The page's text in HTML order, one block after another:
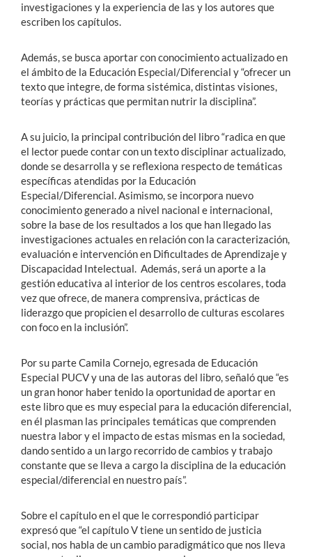
investigaciones y la experiencia de las y los autores que
escriben los capítulos.
Además, se busca aportar con conocimiento actualizado en
el ámbito de la Educación Especial/Diferencial y “ofrecer un
texto que integre, de forma sistémica, distintas visiones,
teorías y prácticas que permitan nutrir la disciplina”.
A su juicio, la principal contribución del libro “radica en que
el lector puede contar con un texto disciplinar actualizado,
donde se desarrolla y se reflexiona respecto de temáticas
específicas atendidas por la Educación
Especial/Diferencial. Asimismo, se incorpora nuevo
conocimiento generado a nivel nacional e internacional,
sobre la base de los resultados a los que han llegado las
investigaciones actuales en relación con la caracterización,
evaluación e intervención en Dificultades de Aprendizaje y
Discapacidad Intelectual. Además, será un aporte a la
gestión educativa al interior de los centros escolares, toda
vez que ofrece, de manera comprensiva, prácticas de
liderazgo que propicien el desarrollo de culturas escolares
con foco en la inclusión”.
Por su parte Camila Cornejo, egresada de Educación
Especial PUCV y una de las autoras del libro, señaló que “es
un gran honor haber tenido la oportunidad de aportar en
este libro que es muy especial para la educación diferencial,
en él plasman las principales temáticas que comprenden
nuestra labor y el impacto de estas mismas en la sociedad,
dando sentido a un largo recorrido de cambios y trabajo
constante que se lleva a cargo la disciplina de la educación
especial/diferencial en nuestro país”.
Sobre el capítulo en el que le correspondió participar
expresó que “el capítulo V tiene un sentido de justicia
social, nos habla de un cambio paradigmático que nos lleva